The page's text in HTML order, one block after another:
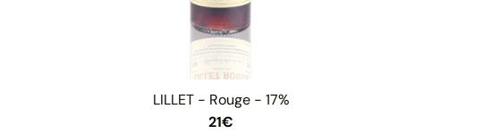
LILLET - Rouge - 17%
21€